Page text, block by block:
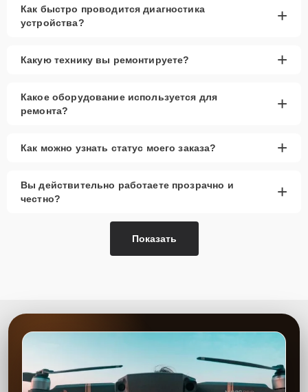
Как быстро проводится диагностика
устройства?
+
Какую технику вы ремонтируете? +
Какое оборудование используется для
ремонта?
+
Как можно узнать статус моего заказа? +
Вы действительно работаете прозрачно и
честно?
+
Показать